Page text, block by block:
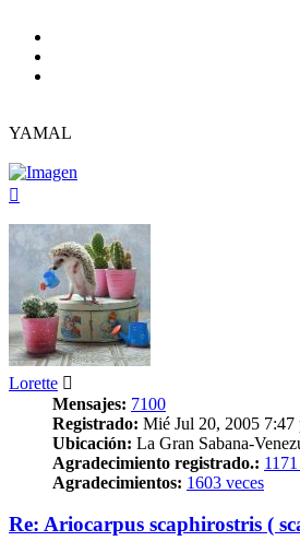
YAMAL
Lorette
Mensajes: 7100
Registrado: Mié Jul 20, 2005 7:47
Ubicación: La Gran Sabana-
Agradecimiento registrado.:
Agradecimientos: 1603 veces
Re: Ariocarpus scaphirostris (